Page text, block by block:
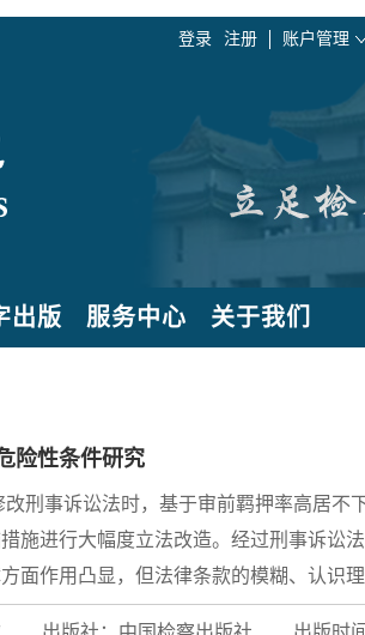
登录 注册 账户管理
出版 服务中心 关于我们
险性条件研究
刑事诉讼法时，基于审前羁押率高居不
施进行大幅度立法改造。经过刑事诉讼
面作用凸显，但法律条款的模糊、认识